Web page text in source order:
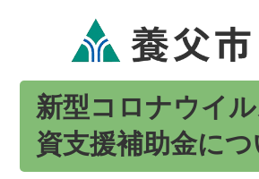
新型コロナウイ
資支援補助金につ